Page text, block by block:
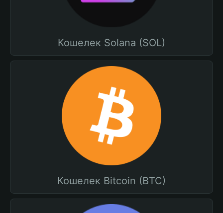
Кошелек Solana (SOL)
Кошелек Bitcoin (BTC)